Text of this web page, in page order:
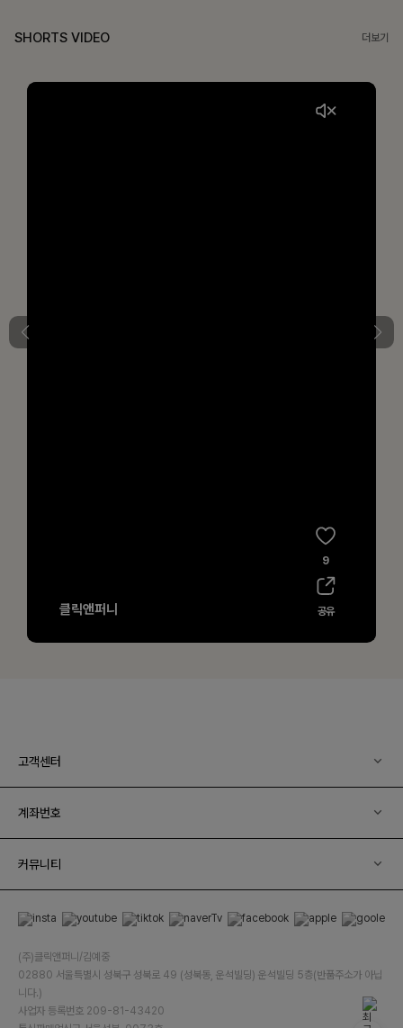
SHORTS VIDEO 더보기
고객센터
계좌번호
커뮤니티
(주)클릭앤퍼니/김예중
02880 서울특별시 성북구 성북로 49 (성북동, 운석빌딩) 운석빌딩 5층(반품주소가 아닙
니다.)
사업자 등록번호 209-81-43420